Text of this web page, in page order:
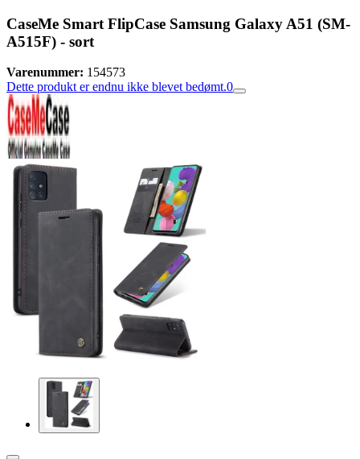
CaseMe Smart FlipCase Samsung Galaxy A51 (SM-
A515F) - sort
Varenummer: 154573
Dette produkt er endnu ikke blevet bedømt.0